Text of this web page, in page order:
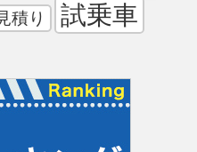
積り 試乗車